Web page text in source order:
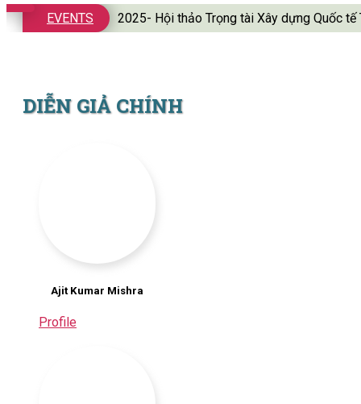
2025- Hội thảo Trọng tài Xây dựng Quốc tế
EVENTS
DIỄN GIẢ CHÍNH
Ajit Kumar Mishra
Profile